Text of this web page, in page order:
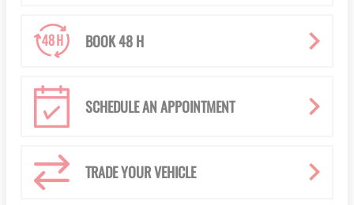
BOOK 48 H
SCHEDULE AN APPOINTMENT
TRADE YOUR VEHICLE